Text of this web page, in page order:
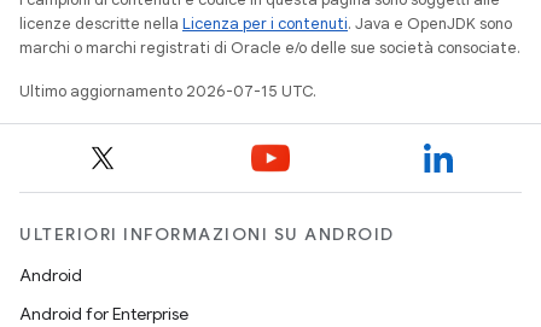
licenze descritte nella Licenza per i contenuti. Java e OpenJDK sono
marchi o marchi registrati di Oracle e/o delle sue società consociate.
Ultimo aggiornamento 2026-07-15 UTC.
ULTERIORI INFORMAZIONI SU ANDROID
Android
Android for Enterprise